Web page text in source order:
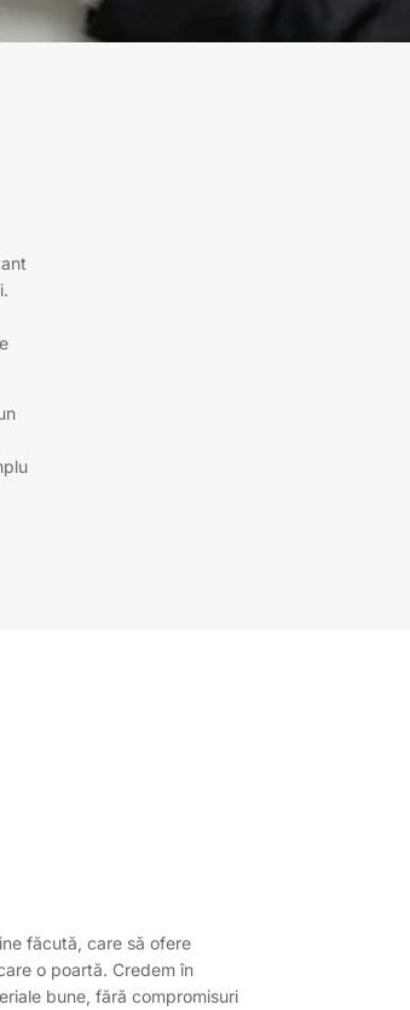
făcută, care să ofere
o poartă. Credem în
bune, fără compromisuri